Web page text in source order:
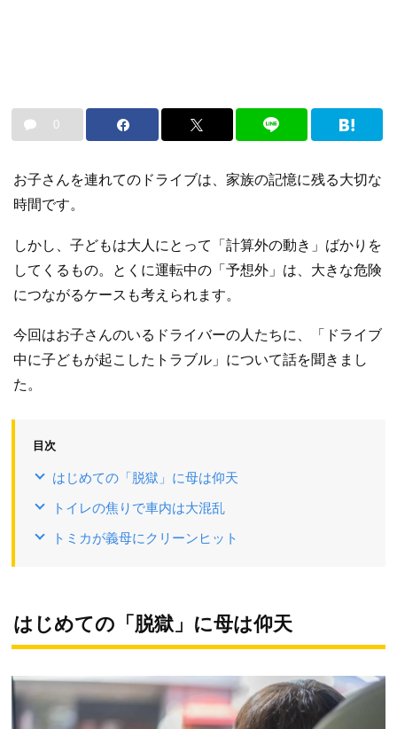
0
お子さんを連れてのドライブは、家族の記憶に残る大切な
時間です。
しかし、子どもは大人にとって「計算外の動き」ばかりを
してくるもの。とくに運転中の「予想外」は、大きな危険
につながるケースも考えられます。
今回はお子さんのいるドライバーの人たちに、「ドライブ
中に子どもが起こしたトラブル」について話を聞きまし
た。
目次
はじめての「脱獄」に母は仰天
トイレの焦りで車内は大混乱
トミカが義母にクリーンヒット
はじめての「脱獄」に母は仰天